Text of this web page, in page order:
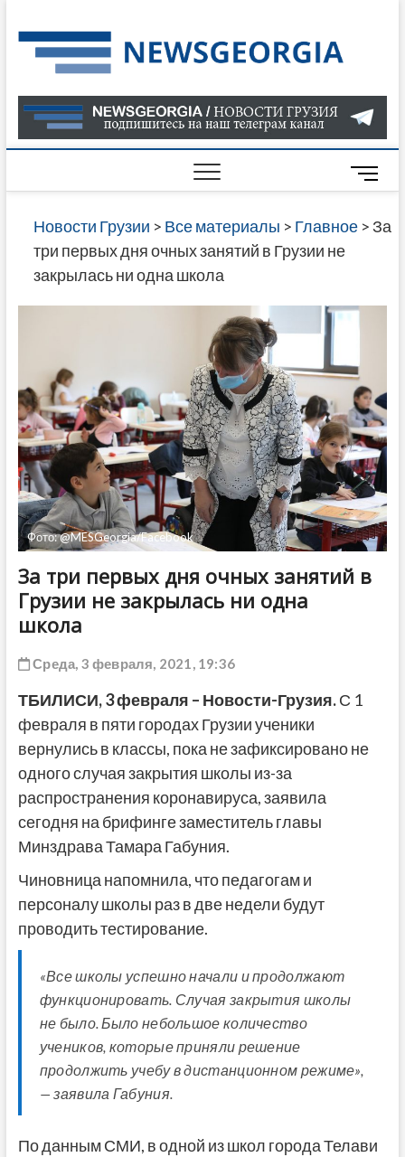
to
content
О
В
ГРУЗИИ
САЙТЕ
M
e
n
t
o
n
Новости Грузии > Все материалы > Главное>За
три первых дня очных занятий в Грузии не
закрылась ни одна школа
Фото: @MESGeorgia/Facebook
За три первых дня очных занятий в
Грузии не закрылась ни одна
школа
Среда, 3 февраля, 2021, 19:36
ТБИЛИСИ,3 февраля – Новости-Грузия.С 1
февраля в пяти городах Грузии ученики
вернулись в классы, пока не зафиксировано не
одного случая закрытия школы из-за
распространения коронавируса, заявила
сегодня на брифинге заместитель главы
Минздрава Тамара Габуния.
Чиновница напомнила, что педагогам и
персоналу школы раз в две недели будут
проводить тестирование.
«Все школы успешно начали и продолжают
функционировать. Случая закрытия школы
не было. Было небольшое количество
учеников, которые приняли решение
продолжить учебу в дистанционном режиме»,
— заявила Габуния.
По данным СМИ, в одной из школ города Телави